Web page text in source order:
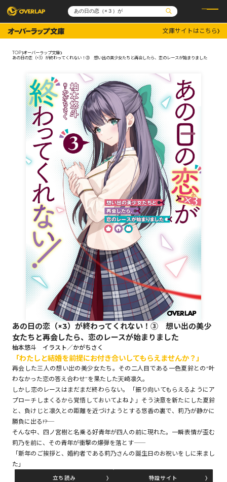
コミックガルド
コミッククリエ
LiQulle
ノベルス
ノベルスf
コミックエッセイ
ポケットモンスター
アニメ
ゲーム
OVERLAP STORE
オーバーラップ広報室
企業
会社概要
採用情報
アクセス
オーバーラップホールディングス
お問い合わせはこちら
オーバーラップ文庫
オーバーラップノベルス
オーバーラップノベルスf
ロサージュノベルス
コミックガルド
コミッククリエ
リキューレ
コミックパルフェ
文庫サイトはこちら
TOP オーバーラップ文庫
あの日の恋（×3）が終わってくれない！③ 想い出の美少女たちと再会したら、恋のレースが始まりました
あの日の恋（×3）が終わってくれない！③ 想い出の美少
女たちと再会したら、恋のレースが始まりました
柚本悠斗 イラスト／かがちさく
「わたしと結婚を前提にお付き合いしてもらえませんか？」
再会した三人の想い出の美少女たち。その二人目である一色夏鈴との“叶
わなかった恋の答え合わせ”を果たした天崎凛久。
しかし恋のレースはまだまだ終わらない。「振り向いてもらえるようにア
プローチしまくるから覚悟しておいてよね♪」そう決意を新たにした夏鈴
と、負けじと凛久との距離を近づけようとする悠香の裏で、莉乃が静かに
勝負に出る――!?
そんな中、四ノ宮樹と名乗る好青年が四人の前に現れた。一瞬表情が歪む
莉乃を前に、その青年が衝撃の爆弾を落とす――
「新年のご挨拶と、婚約者である莉乃さんの誕生日のお祝いをしに来まし
た」
立ち読み 特設サイト